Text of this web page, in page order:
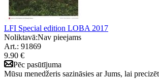
LFI Special edition LOBA 2017
Noliktavā:Nav pieejams
Art.: 91869
9.90 €
Pēc pasūtījuma
Mūsu menedžeris sazināsies ar Jums, lai